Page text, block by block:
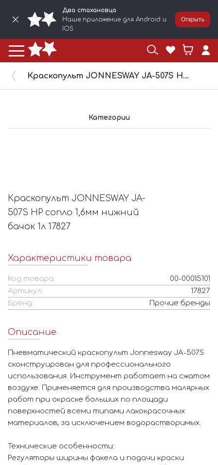
Два стахановца
Наше приложение для Android и
IOS
Открыть
Краскопульт JONNESWAY JA-507S HP сопло 1,6мм нижний бачок 1л 17827
Категории
Краскопульт JONNESWAY JA-
507S HP сопло 1,6мм нижний
бачок 1л 17827
Характеристики товара
Код товара:
00-00015101
Артикул:
17827
Бренд:
Прочие бренды
Описание
Пневматический краскопульт Jonnesway JA-507S
сконструирован для профессионального
использования. Инструмент работает на сжатом
воздухе. Применяется для производства малярных
работ при окраске больших по площади
поверхностей всеми типами лакокрасочных
материалов, за исключением водорастворимых.
Технические особенности:
Регуляторы ширины факела и подачи краски